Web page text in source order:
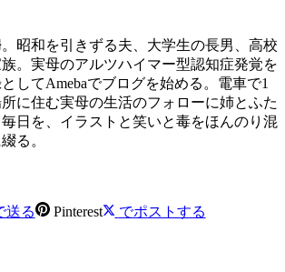
昭和を引きずる夫、大学生の長男、高校
。実母のアルツハイマー型認知症発覚を
してAmebaでブログを始める。電車で1
に住む実母の生活のフォローに姉とふた
日を、イラストと笑いと毒をほんのり混
る。
送る Pinterest でポストする